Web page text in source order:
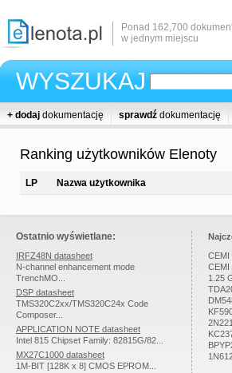
Ponad 162,700
w jednym miejscu
WYSZUKAJ
+ dodaj dokumentację sprawdź dokumentację
Ranking użytkowników Elenoty
LP Nazwa użytkownika
Ostatnio wyświetlane:
IRFZ48N datasheet
N-channel enhancement mode
TrenchMO...
DSP datasheet
TMS320C2xx/TMS320C24x Code
Composer...
APPLICATION NOTE datasheet
Intel 815 Chipset Family: 82815G/82...
MX27C1000 datasheet
1M-BIT [128K x 8] CMOS EPROM...
CEMI
CEMI
1.25